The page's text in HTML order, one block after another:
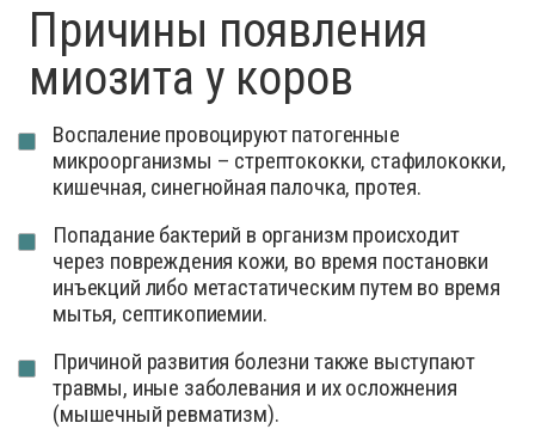
Причины появления
миозита у коров
Воспаление провоцируют патогенные
микроорганизмы – стрептококки, стафилококки,
кишечная, синегнойная палочка, протея.
Попадание бактерий в организм происходит
через повреждения кожи, во время постановки
инъекций либо метастатическим путем во время
мытья, септикопиемии.
Причиной развития болезни также выступают
травмы, иные заболевания и их осложнения
(мышечный ревматизм).